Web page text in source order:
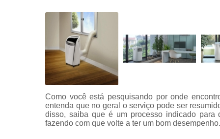
lavar
Consertos
adega
Instalação
fogões
Como você está pesquisando por onde
entenda que no geral o serviço pode ser
disso, saiba que é um processo indicado para
fazendo com que volte a ter um bom desempenho.